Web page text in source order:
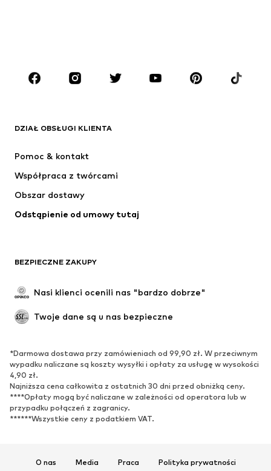
ODZIEŻ
Kurtki
Garnitury & marynarki
Moda plażowa
Specjalne okazje
Ekskluzywne
BUTY
Nowości
Półbuty
Buty sportowe
SPORT
Odzież sportowa
Dziedziny sportowe
Buty sportowe
Akcesoria sportowe
DZIAŁ OBSŁUGI KLIENTA
Pomoc & kontakt
Współpraca z twórcami
Obszar dostawy
Odstąpienie od umowy tutaj
BEZPIECZNE ZAKUPY
Nasi klienci ocenili nas "bardzo dobrze"
Twoje dane są u nas bezpieczne
*Darmowa dostawa przy zamówieniach od 99,90 zł. W przeciwnym
wypadku naliczane są koszty wysyłki i opłaty za usługę w wysokości
4,90 zł.
Najniższa cena całkowita z ostatnich 30 dni przed obniżką ceny.
****Opłaty mogą być naliczane w zależności od operatora lub w
przypadku połączeń z zagranicy.
******Wszystkie ceny z podatkiem VAT.
O nas Media Praca Polityka prywatności